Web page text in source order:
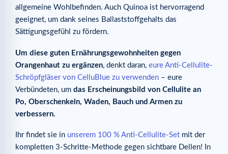
allgemeine Wohlbefinden. Auch Quinoa ist hervorragend
geeignet, um dank seines Ballaststoffgehalts das
Sättigungsgefühl zu fördern.
Um diese guten Ernährungsgewohnheiten gegen
Orangenhaut zu ergänzen, denkt daran, eure Anti-Cellulite-
Schröpfgläser von CelluBlue zu verwenden – eure
Verbündeten, um das Erscheinungsbild von Cellulite an
Po, Oberschenkeln, Waden, Bauch und Armen zu
verbessern.
Ihr findet sie in unserem 100 % Anti-Cellulite-Set mit der
kompletten 3-Schritte-Methode gegen sichtbare Dellen! In